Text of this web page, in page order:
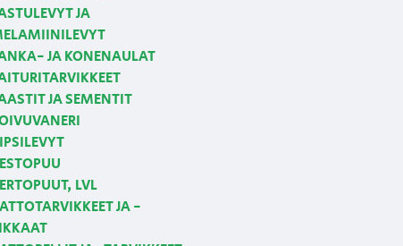
JA
JA KONENAULAT
JA SEMENTIT
LVL
JA -